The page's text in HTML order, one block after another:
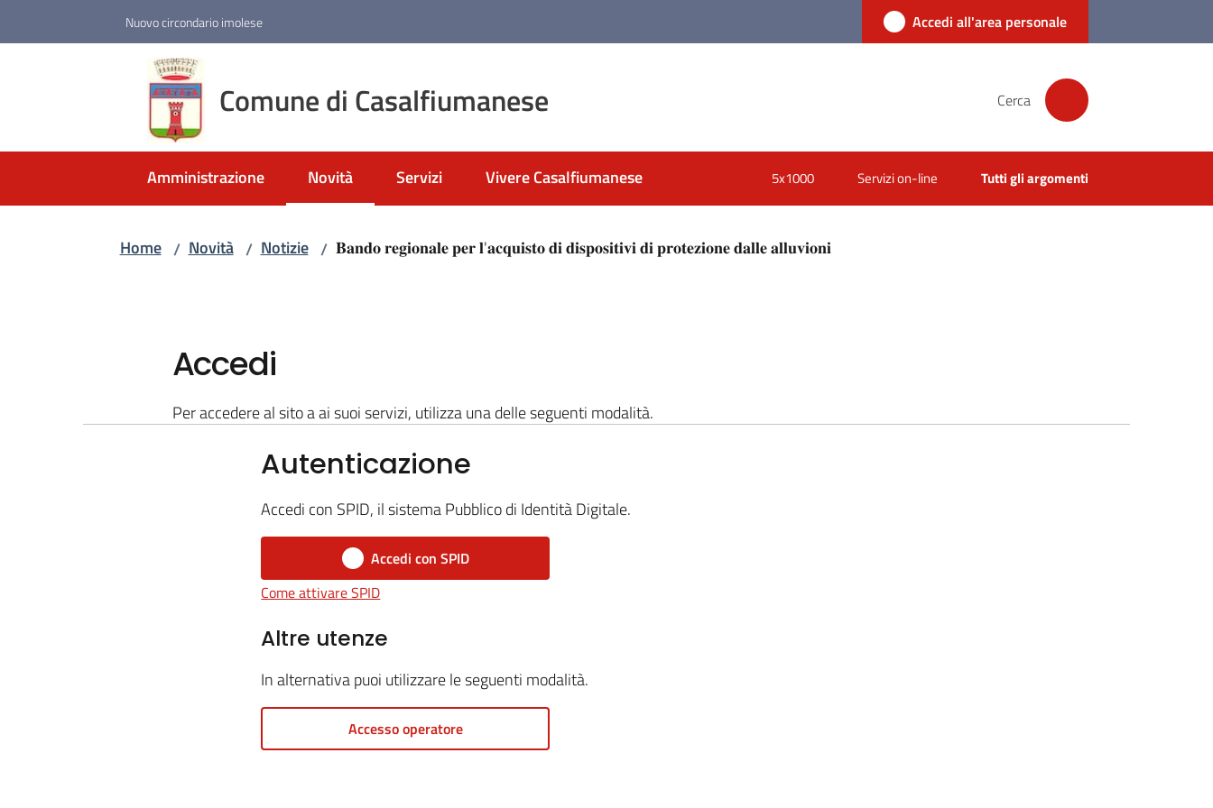
Nuovo circondario imolese Accedi all'area personale
Comune di Casalfiumanese Cerca
Amministrazione Novità
Menu selezionato
Servizi Vivere Casalfiumanese 5x1000 Servizi on-line Tutti gli argomenti
Home / Novità / Notizie / 𝐁𝐚𝐧𝐝𝐨 𝐫𝐞𝐠𝐢𝐨𝐧𝐚𝐥𝐞 𝐩𝐞𝐫 𝐥'𝐚𝐜𝐪𝐮𝐢𝐬𝐭𝐨 𝐝𝐢 𝐝𝐢𝐬𝐩𝐨𝐬𝐢𝐭𝐢𝐯𝐢 𝐝𝐢 𝐩𝐫𝐨𝐭𝐞𝐳𝐢𝐨𝐧𝐞 𝐝𝐚𝐥𝐥𝐞 𝐚𝐥𝐥𝐮𝐯𝐢𝐨𝐧𝐢
Accedi
Per accedere al sito a ai suoi servizi, utilizza una delle seguenti modalità.
Autenticazione
Accedi con SPID, il sistema Pubblico di Identità Digitale.
Accedi con SPID
Come attivare SPID
Altre utenze
In alternativa puoi utilizzare le seguenti modalità.
Accesso operatore